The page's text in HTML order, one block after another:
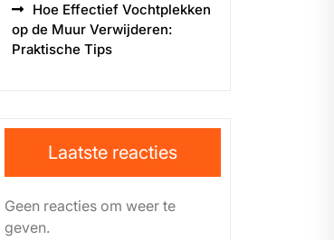
Hoe Effectief Vochtplekken
op de Muur Verwijderen:
Praktische Tips
Laatste reacties
Geen reacties om weer te
geven.